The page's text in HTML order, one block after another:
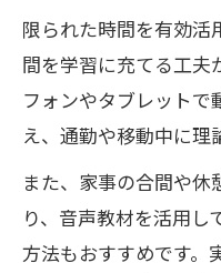
限られた時間を有効活
間を学習に充てる工夫
フォンやタブレット
え、通勤や移動中に理
また、家事の合間や休
り、音声教材を活用し
方法もおすすめです。